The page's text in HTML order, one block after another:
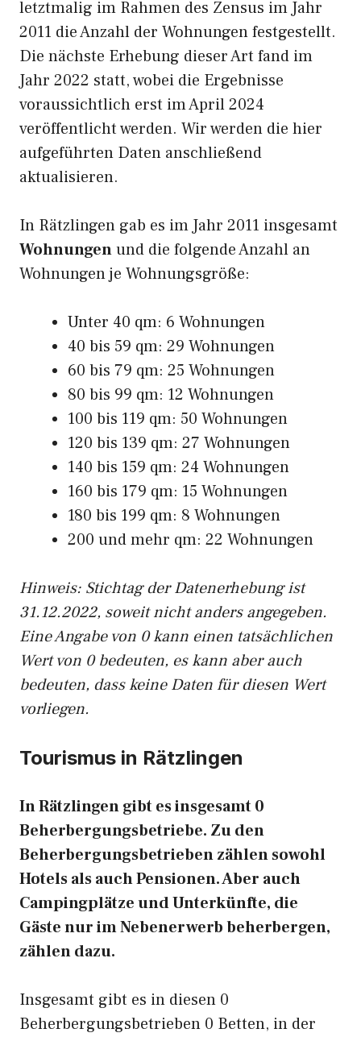
letztmalig im Rahmen des Zensus im Jahr
2011 die Anzahl der Wohnungen festgestellt.
Die nächste Erhebung dieser Art fand im
Jahr 2022 statt, wobei die Ergebnisse
voraussichtlich erst im April 2024
veröffentlicht werden. Wir werden die hier
aufgeführten Daten anschließend
aktualisieren.
In Rätzlingen gab es im Jahr 2011 insgesamt
Wohnungenund die folgende Anzahl an
Wohnungen je Wohnungsgröße:
Unter 40 qm: 6 Wohnungen
40 bis 59 qm: 29 Wohnungen
60 bis 79 qm: 25 Wohnungen
80 bis 99 qm: 12 Wohnungen
100 bis 119 qm: 50 Wohnungen
120 bis 139 qm: 27 Wohnungen
140 bis 159 qm: 24 Wohnungen
160 bis 179 qm: 15 Wohnungen
180 bis 199 qm: 8 Wohnungen
200 und mehr qm: 22 Wohnungen
Hinweis: Stichtag der Datenerhebung ist
31.12.2022, soweit nicht anders angegeben.
Eine Angabe von 0 kann einen tatsächlichen
Wert von 0 bedeuten, es kann aber auch
bedeuten, dass keine Daten für diesen Wert
vorliegen.
Tourismus in Rätzlingen
In Rätzlingen gibt es insgesamt 0
Beherbergungsbetriebe. Zu den
Beherbergungsbetrieben zählen sowohl
Hotels als auch Pensionen. Aber auch
Campingplätze und Unterkünfte, die
Gäste nur im Nebenerwerb beherbergen,
zählen dazu.
Insgesamt gibt es in diesen 0
Beherbergungsbetrieben 0 Betten, in der